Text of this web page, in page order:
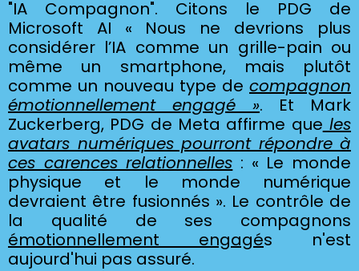
"IA Compagnon". Citons le PDG de
Microsoft AI « Nous ne devrions plus
considérer l’IA comme un grille-pain ou
même un smartphone, mais plutôt
comme un nouveau type de compagnon
émotionnellement engagé ». Et Mark
Zuckerberg, PDG de Meta affirme que les
avatars numériques pourront répondre à
ces carences relationnelles : « Le monde
physique et le monde numérique
devraient être fusionnés ». Le contrôle de
la qualité de ses compagnons
émotionnellement engagés n'est
aujourd'hui pas assuré.